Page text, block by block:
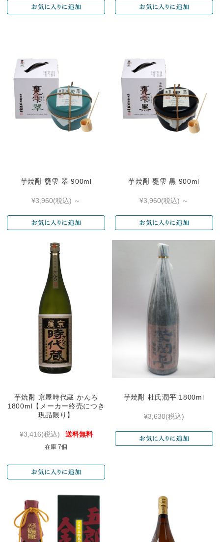
芋焼酎 甕雫 翠 900ml
¥3,960(税込) ～
芋焼酎 甕雫 黒 900ml
¥3,960(税込) ～
芋焼酎 京屋時代蔵 かんろ
1800ml【メーカー終売につき
現品限り】
¥3,416(税込) 送料無料
在庫 7個
芋焼酎 杜氏潤平 1800ml
¥3,630(税込)